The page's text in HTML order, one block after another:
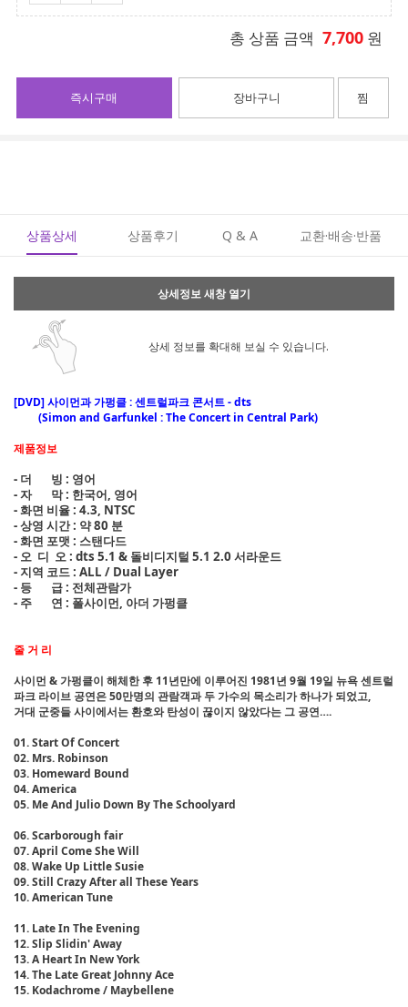
총 상품 금액 7,700 원
장바구니
즉시구매 찜
상품상세 상품후기 Q & A 교환·배송·반품
상세정보 새창 열기
상세 정보를 확대해 보실 수 있습니다.
[DVD] 사이먼과 가펑클 : 센트럴파크 콘서트 - dts
(Simon and Garfunkel : The Concert in Central Park)
제품정보
- 더 빙 : 영어
- 자 막 : 한국어, 영어
- 화면 비율 : 4.3, NTSC
- 상영 시간 : 약 80 분
- 화면 포맷 : 스탠다드
- 오 디 오 : dts 5.1 & 돌비디지털 5.1 2.0 서라운드
- 지역 코드 : ALL / Dual Layer
- 등 급 : 전체관람가
- 주 연 : 폴사이먼, 아더 가펑클
줄 거 리
사이먼 & 가펑클이 해체한 후 11년만에 이루어진 1981년 9월 19일 뉴욕 센트럴
파크 라이브 공연은 50만명의 관람객과 두 가수의 목소리가 하나가 되었고,
거대 군중들 사이에서는 환호와 탄성이 끊이지 않았다는 그 공연….
01. Start Of Concert
02. Mrs. Robinson
03. Homeward Bound
04. America
05. Me And Julio Down By The Schoolyard
06. Scarborough fair
07. April Come She Will
08. Wake Up Little Susie
09. Still Crazy After all These Years
10. American Tune
11. Late In The Evening
12. Slip Slidin' Away
13. A Heart In New York
14. The Late Great Johnny Ace
15. Kodachrome / Maybellene